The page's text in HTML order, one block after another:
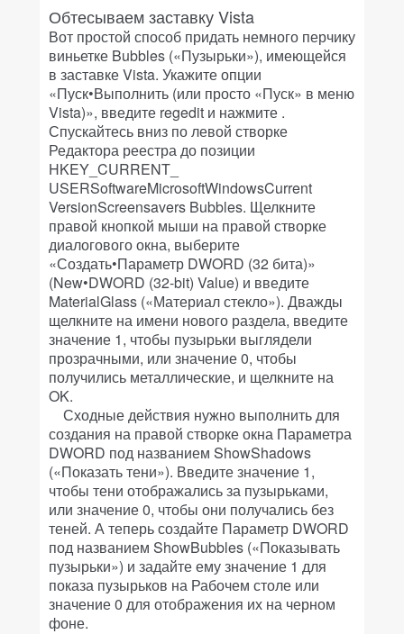
Обтесываем заставку Vista
Вот простой способ придать немного перчику
виньетке Bubbles («Пузырьки»), имеющейся
в заставке Vista. Укажите опции
«Пуск•Выполнить (или просто «Пуск» в меню
Vista)», введите regedit и нажмите .
Спускайтесь вниз по левой створке
Редактора реестра до позиции
HKEY_CURRENT_
USERSoftwareMicrosoftWindowsCurrent
VersionScreensavers Bubbles. Щелкните
правой кнопкой мыши на правой створке
диалогового окна, выберите
«Создать•Параметр DWORD (32 бита)»
(New•DWORD (32-bit) Value) и введите
MaterialGlass («Материал стекло»). Дважды
щелкните на имени нового раздела, введите
значение 1, чтобы пузырьки выглядели
прозрачными, или значение 0, чтобы
получились металлические, и щелкните на
OK.
Сходные действия нужно выполнить для
создания на правой створке окна Параметра
DWORD под названием ShowShadows
(«Показать тени»). Введите значение 1,
чтобы тени отображались за пузырьками,
или значение 0, чтобы они получались без
теней. А теперь создайте Параметр DWORD
под названием ShowBubbles («Показывать
пузырьки») и задайте ему значение 1 для
показа пузырьков на Рабочем столе или
значение 0 для отображения их на черном
фоне.